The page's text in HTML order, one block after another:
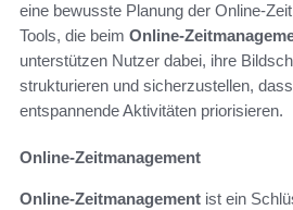
eine bewusste Planung der Online-
Tools, die beim Online-
unterstützen Nutzer dabei, ihre
strukturieren und sicherzustellen,
entspannende Aktivitäten priorisieren.
Online-Zeitmanagement
Online-Zeitmanagement ist ein